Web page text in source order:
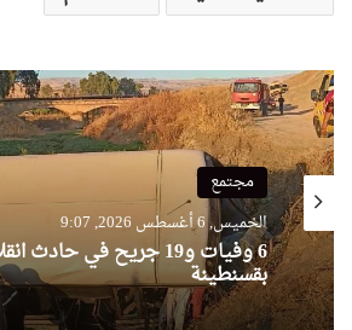
مجتمع
الخميس, 6 أغسطس 2026, 9:07
6 وفيات و19 جريح في حادث
بقسنطينة